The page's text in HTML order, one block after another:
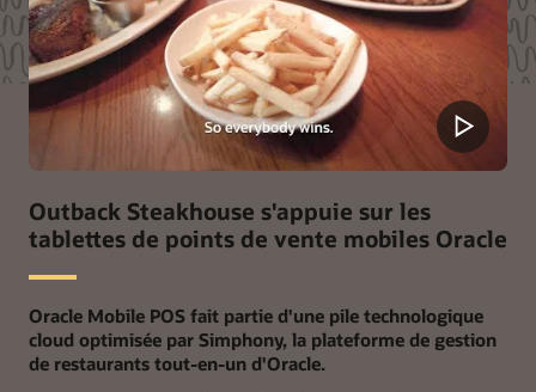
Outback Steakhouse s'appuie sur les
tablettes de points de vente mobiles Oracle
Oracle Mobile POS fait partie d'une pile technologique
cloud optimisée par Simphony, la plateforme de gestion
de restaurants tout-en-un d'Oracle.